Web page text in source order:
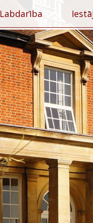
Labdarība